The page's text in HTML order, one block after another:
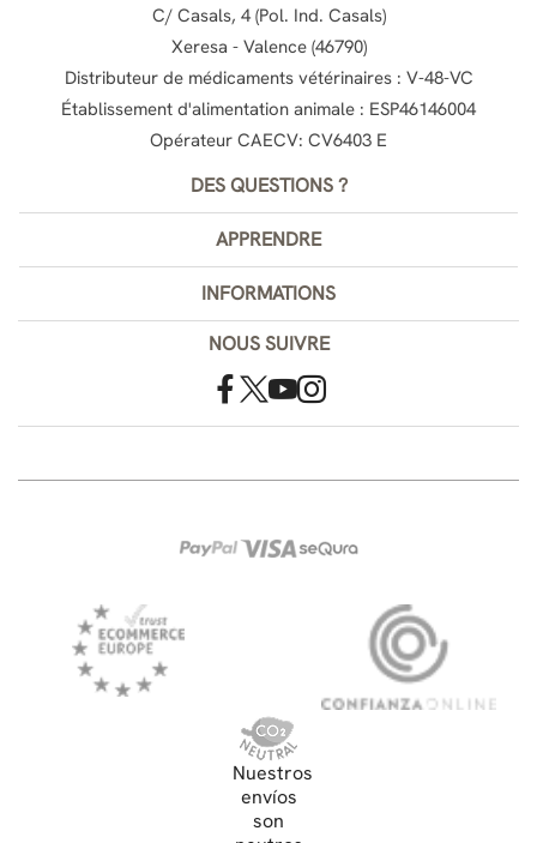
C/ Casals, 4 (Pol. Ind. Casals)
Xeresa - Valence (46790)
Distributeur de médicaments vétérinaires : V-48-VC
Établissement d'alimentation animale : ESP46146004
Opérateur CAECV: CV6403 E
DES QUESTIONS ?
APPRENDRE
INFORMATIONS
NOUS SUIVRE
Nuestros
envíos
son